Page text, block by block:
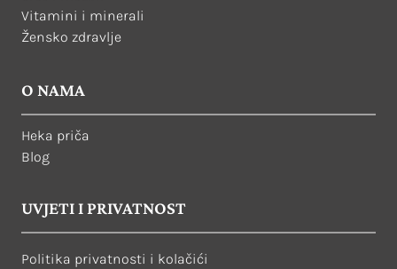
Vitamini i minerali
Žensko zdravlje
O NAMA
Heka priča
Blog
UVJETI I PRIVATNOST
Politika privatnosti i kolačići